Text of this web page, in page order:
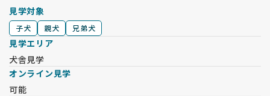
見学対象
子犬 親犬 兄弟犬
見学エリア
犬舎見学
オンライン見学
可能